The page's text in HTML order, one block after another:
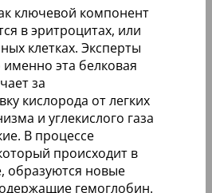
ключевой компонент
в эритроцитах, или
клетках. Эксперты
эта белковая
за
кислорода от легких
и углекислого газа
В процессе
происходит в
образуются новые
гемоглобин.